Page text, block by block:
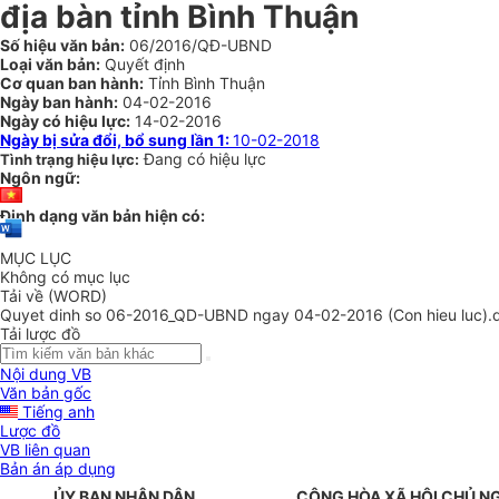
địa bàn tỉnh Bình Thuận
Số hiệu văn bản: 06/2016/QĐ-UBND
Loại văn bản: Quyết định
Cơ quan ban hành: Tỉnh Bình Thuận
Ngày ban hành: 04-02-2016
Ngày có hiệu lực: 14-02-2016
Ngày bị sửa đổi, bổ sung lần 1:10-02-2018
Tình trạng hiệu lực: Đang có hiệu lực
Ngôn ngữ:
Định dạng văn bản hiện có:
MỤC LỤC
Không có mục lục
Tải về (WORD)
Quyet dinh so 06-2016_QD-UBND ngay 04-02-2016 (Con hieu
Tải lược đồ
Nội dung VB
Văn bản gốc
Tiếng anh
Lược đồ
VB liên quan
Bản án áp dụng